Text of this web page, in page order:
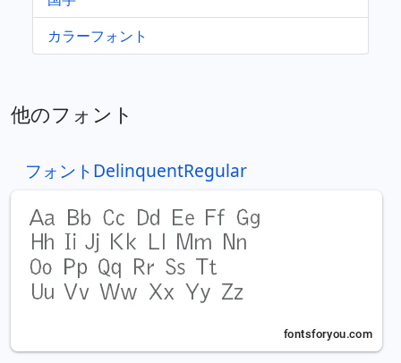
カラーフォント
他のフォント
フォントDelinquentRegular